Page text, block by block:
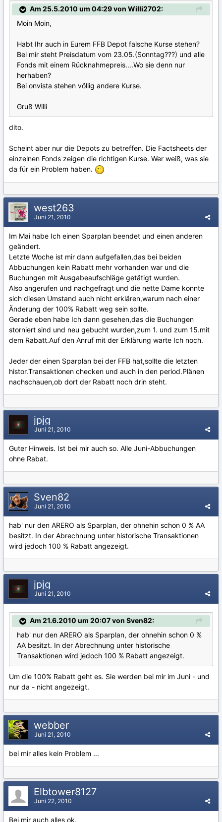
Am 25.5.2010 um 04:29 von Willi2702:
Moin Moin,
Habt Ihr auch in Eurem FFB Depot falsche Kurse stehen?
Bei mir steht Preisdatum vom 23.05.(Sonntag???) und alle
Fonds mit einem Rücknahmepreis....Wo sie denn nur
herhaben?
Bei onvista stehen völlig andere Kurse.
Gruß Willi
dito.
Scheint aber nur die Depots zu betreffen. Die Factsheets der
einzelnen Fonds zeigen die richtigen Kurse. Wer weiß, was sie
da für ein Problem haben.
west263
Juni 21, 2010
Im Mai habe Ich einen Sparplan beendet und einen anderen
geändert.
Letzte Woche ist mir dann aufgefallen,das bei beiden
Abbuchungen kein Rabatt mehr vorhanden war und die
Buchungen mit Ausgabeaufschläge getätigt wurden.
Also angerufen und nachgefragt und die nette Dame konnte
sich diesen Umstand auch nicht erklären,warum nach einer
Änderung der 100% Rabatt weg sein sollte.
Gerade eben habe Ich dann gesehen,das die Buchungen
storniert sind und neu gebucht wurden,zum 1. und zum 15.mit
dem Rabatt.Auf den Anruf mit der Erklärung warte Ich noch.
Jeder der einen Sparplan bei der FFB hat,sollte die letzten
histor.Transaktionen checken und auch in den period.Plänen
nachschauen,ob dort der Rabatt noch drin steht.
jpjg
Juni 21, 2010
Guter Hinweis. Ist bei mir auch so. Alle Juni-Abbuchungen
ohne Rabat.
Sven82
Juni 21, 2010
hab' nur den ARERO als Sparplan, der ohnehin schon 0 % AA
besitzt. In der Abrechnung unter historische Transaktionen
wird jedoch 100 % Rabatt angezeigt.
jpjg
Juni 21, 2010
Am 21.6.2010 um 20:07 von Sven82:
hab' nur den ARERO als Sparplan, der ohnehin schon 0 %
AA besitzt. In der Abrechnung unter historische
Transaktionen wird jedoch 100 % Rabatt angezeigt.
Um die 100% Rabatt geht es. Sie werden bei mir im Juni - und
nur da - nicht angezeigt.
webber
Juni 21, 2010
bei mir alles kein Problem ...
Elbtower8127
Juni 22, 2010
Bei mir auch alles ok.